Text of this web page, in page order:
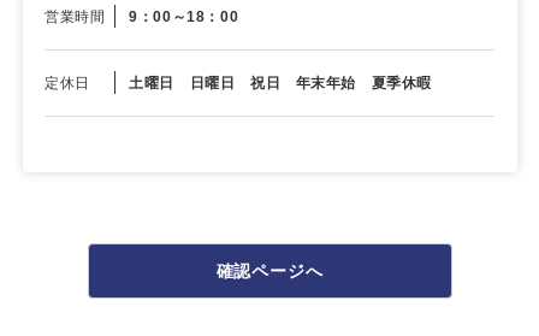
営業時間 9：00～18：00
定休日 土曜日 日曜日 祝日 年末年始 夏季休暇
確認ページへ